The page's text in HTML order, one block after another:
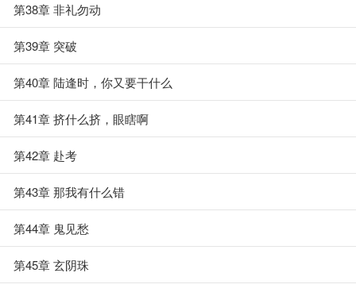
第38章 非礼勿动
第39章 突破
第40章 陆逢时，你又要干什么
第41章 挤什么挤，眼瞎啊
第42章 赴考
第43章 那我有什么错
第44章 鬼见愁
第45章 玄阴珠